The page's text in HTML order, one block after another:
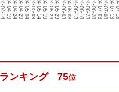
2024-04-142024-04-192024-04-242024-04-292024-05-042024-05-092024-05-142024-05-192024-05-242024-05-292024-06-032024-06-082024-06-132024-06-182024-06-232024-06-282024-07-032024-07-082024-07-13
ンキング 75位